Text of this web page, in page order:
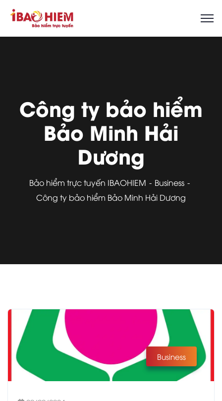
Công ty bảo hiểm
Bảo Minh Hải
Dương
Bảo hiểm trực tuyến IBAOHIEM
Business
Công ty bảo hiểm Bảo Minh Hải Dương
Business